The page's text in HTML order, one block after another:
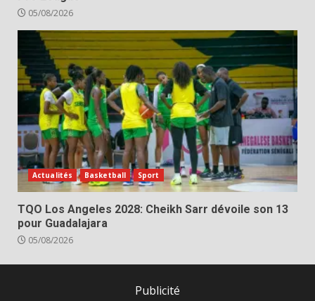
05/08/2026
Actualités Basketball Sport
TQO Los Angeles 2028: Cheikh Sarr dévoile son 13
pour Guadalajara
05/08/2026
Publicité